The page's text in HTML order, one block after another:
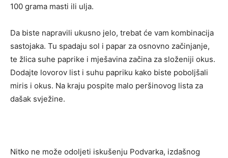
100 grama masti ili ulja.
Da biste napravili ukusno jelo, trebat će vam kombinacija
sastojaka. Tu spadaju sol i papar za osnovno začinjanje,
te žlica suhe paprike i mješavina začina za složeniji okus.
Dodajte lovorov list i suhu papriku kako biste poboljšali
miris i okus. Na kraju pospite malo peršinovog lista za
dašak svježine.
Nitko ne može odoljeti iskušenju Podvarka, izdašnog